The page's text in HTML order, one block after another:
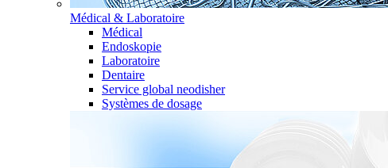
Médical & Laboratoire
Médical
Endoskopie
Laboratoire
Dentaire
Service global neodisher
Systèmes de dosage